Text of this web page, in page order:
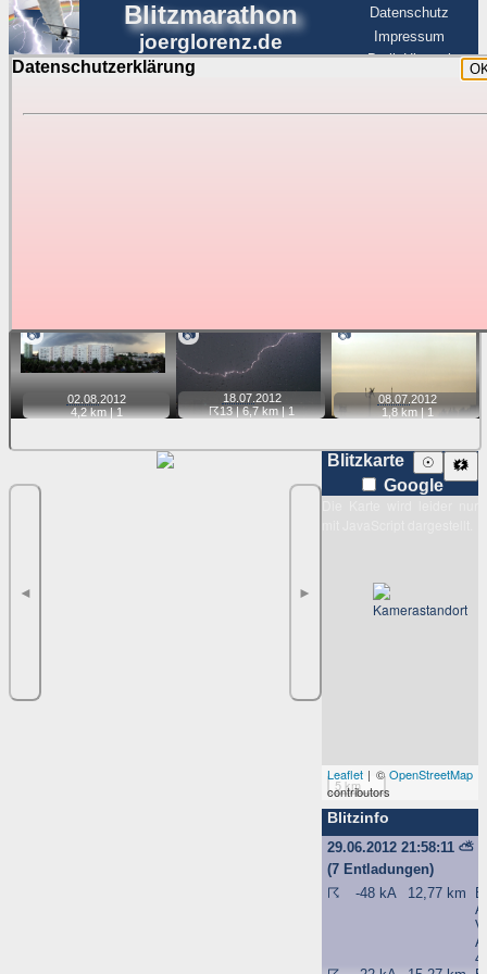
Datenschutzerklärung
Blitzmarathon
joerglorenz.de
Datenschutz
Impressum
BerlinHimmel
Blitzmarathon
Luftfahrt
📷
02.08. 2012
4,2 km |1
📷
18.07. 2012
☈13| 6,7 km |1
📷
08.07. 2012
1,8 km |1
◄ ►
Blitzkarte 🗱
☉
Google
5 km
Leaflet | ©OpenStreetMap
contributors
Blitzinfo
29.06.2012 21:58:11⛅
(7 Entladungen)
☈
-48 kA 12,77 km
4